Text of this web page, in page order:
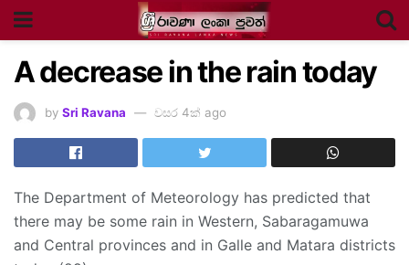
A decrease in the rain today
by Sri Ravana වසර 4ක් ago
The Department of Meteorology has predicted that
there may be some rain in Western, Sabaragamuwa
and Central provinces and in Galle and Matara districts